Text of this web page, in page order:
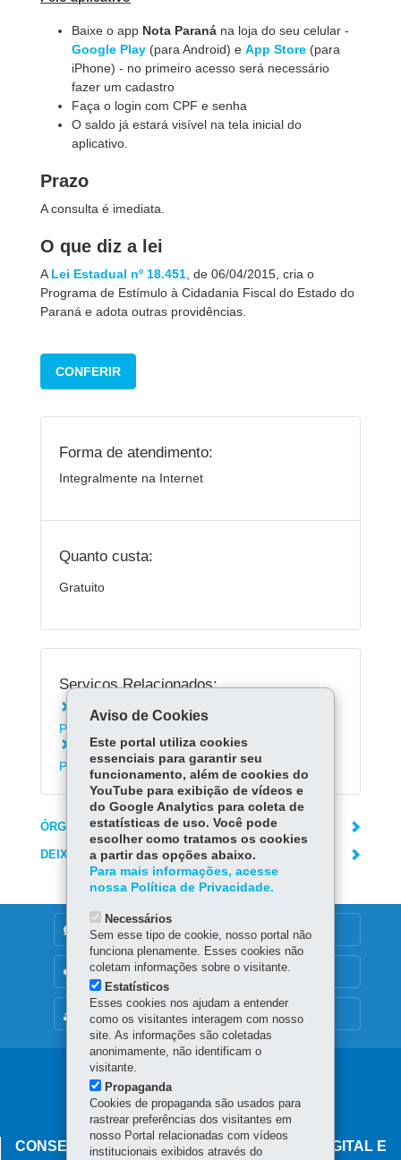
Baixe o app Nota Paraná na loja do seu celular -
Google Play (para Android) e App Store (para
iPhone) - no primeiro acesso será necessário
fazer um cadastro
Faça o login com CPF e senha
O saldo já estará visível na tela inicial do
aplicativo.
Prazo
A consulta é imediata.
O que diz a lei
A Lei Estadual nº 18.451 , de 06/04/2015, cria o
Programa de Estímulo à Cidadania Fiscal do Estado do
Paraná e adota outras providências.
CONFERIR
Forma de atendimento:
Integralmente na Internet
Quanto custa:
Gratuito
Serviços Relacionados:
Saber como resgatar os créditos do Nota
Paraná
Saber como utilizar os créditos do Nota
Paraná para pagar o IPVA
ÓRGÃO RESPONSÁVEL
DEIXE SUA OPINIÃO
MAPA DO SITE
DENUNCIE CORRUPÇÃO
OUVIDORIA
Navegação
principal
CONSELHO ESTADUAL DE GOVERNANÇA DIGITAL E
Aviso de Cookies
Este portal utiliza cookies
essenciais para garantir seu
funcionamento, além de cookies do
YouTube para exibição de vídeos e
do Google Analytics para coleta de
estatísticas de uso. Você pode
escolher como tratamos os cookies
a partir das opções abaixo.
Para mais informações, acesse
nossa Política de Privacidade.
Necessários
Sem esse tipo de cookie, nosso portal não
funciona plenamente. Esses cookies não
coletam informações sobre o visitante.
Estatísticos
Esses cookies nos ajudam a entender
como os visitantes interagem com nosso
site. As informações são coletadas
anonimamente, não identificam o
visitante.
Propaganda
Cookies de propaganda são usados para
rastrear preferências dos visitantes em
nosso Portal relacionadas com vídeos
institucionais exibidos através do